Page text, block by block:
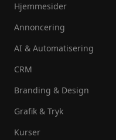
Hjemmesider
Annoncering
AI & Automatisering
CRM
Branding & Design
Grafik & Tryk
Kurser